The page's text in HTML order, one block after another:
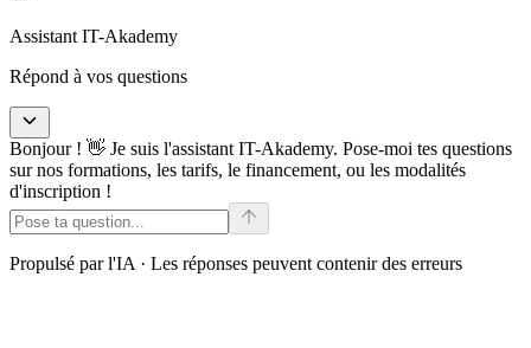
Assistant IT-Akademy
Répond à vos questions
Bonjour ! 👋 Je suis l'assistant IT-Akademy. Pose-moi tes questions
sur nos formations, les tarifs, le financement, ou les modalités
d'inscription !
Propulsé par l'IA · Les réponses peuvent contenir des erreurs